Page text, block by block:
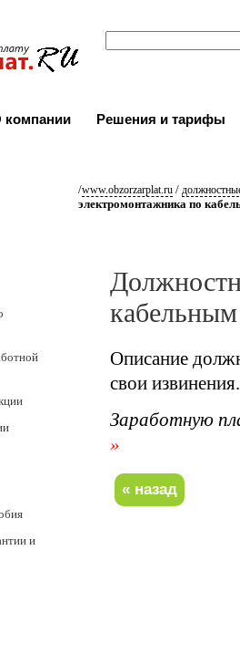
компании Решения и тарифы
/www.obzorzarplat.ru /
электромонтажника по
и
Описание
свои извинения.
Заработную
»